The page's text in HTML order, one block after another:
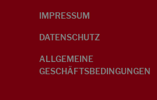
IMPRESSUM
DATENSCHUTZ
ALLGEMEINE
GESCHÄFTSBEDINGUNGEN